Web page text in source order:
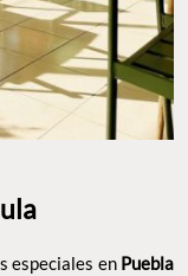
especiales en Puebla